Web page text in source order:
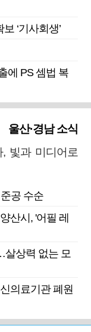
‘기사회생’
에 PS 셈법 복
울산·경남 소식
빛과 미디어로
공 수순
산시, '어필 레
살상력 없는 모
의료기관 폐원